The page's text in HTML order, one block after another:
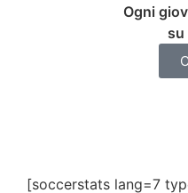
Ogni
su
[soccerstats lang=7